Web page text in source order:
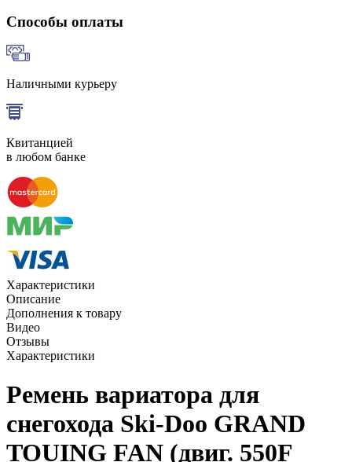
Способы оплаты
Наличными курьеру
Квитанцией
в любом банке
Характеристики
Описание
Дополнения к товару
Видео
Отзывы
Характеристики
Ремень вариатора для
снегохода Ski-Doo GRAND
TOUING FAN (двиг. 550F